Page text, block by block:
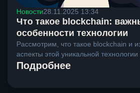
Новости28.11.2025 13:34
Что такое blockchain:
особенности технологии
Рассмотрим, что такое blockchain и
аспекты этой уникальной технологии
Подробнее